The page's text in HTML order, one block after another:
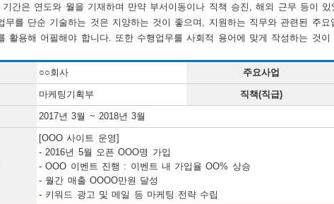
간은 연도와 월을 기재하며 만약 부서이동이나 직책 승진, 해외 근무 등이 있
무를 단순 기술하는 것은 지양하는 것이 좋으며, 지원하는 직무와 관련된 주
활용해 어필해야 합니다. 또한 수행업무를 사회적 용어에 맞게 작성하는 것이
○○회사 주요사업
마케팅기획부 직책(직급)
2017년 3월 ~ 2018년 3월
[OOO 사이트 운영]
- 2016년 5월 오픈 OOO명 가입
- OOO 이벤트 진행 : 이벤트 내 가입율 OO% 상승
- 월간 매출 OOOO만원 달성
- 키워드 광고 및 메일 등 마케팅 전략 수립